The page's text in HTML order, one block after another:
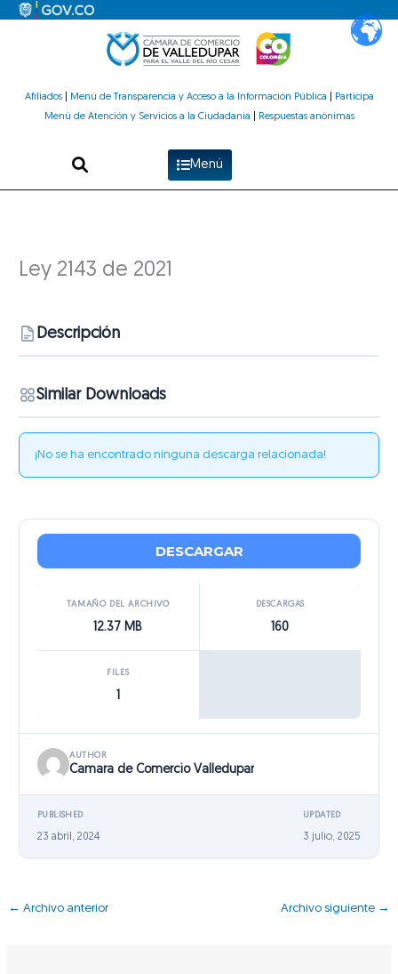
Afiliados| Menú de Transparencia y Acceso a la Información Pública
Participa
Menú de Atención y Servicios a la Ciudadanía
Respuestas anónimas
Menú
Ley 2143 de 2021
Descripción
Similar Downloads
¡No se ha encontrado ninguna descarga relacionada!
DESCARGAR
TAMAÑO DEL ARCHIVO
12.37 MB
DESCARGAS
160
FILES
AUTHOR
Camara de Comercio Valledupar
PUBLISHED
23 abril, 2024
UPDATED
3 julio, 2025
← Archivo anterior Archivo siguiente →